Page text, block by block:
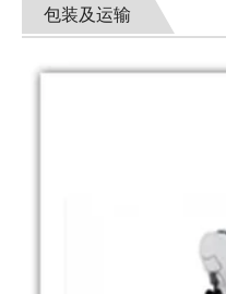
包装及运输